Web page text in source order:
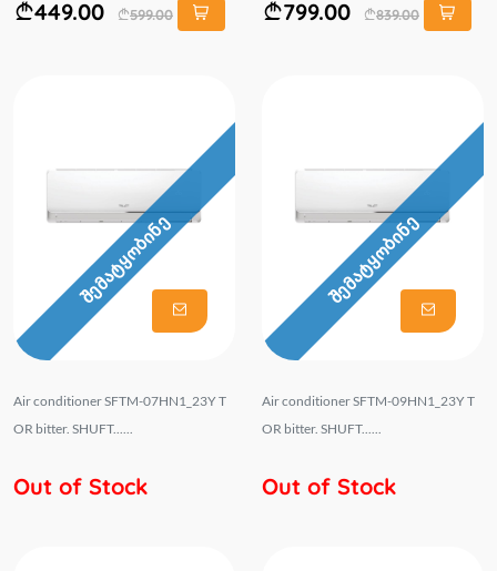
449.00 599.00 799.00 839.00
შემატყობინე
Air conditioner SFTM-07HN1_23Y T
OR bitter. SHUFT......
Out of Stock
შემატყობინე
Air conditioner SFTM-09HN1_23Y T
OR bitter. SHUFT......
Out of Stock